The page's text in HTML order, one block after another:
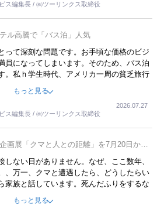
ス編集長 / ㈱ツーリンクス取締役
ル高騰で「バス泊」人気
って深刻な問題です。お手頃な価格のビジ
員になってしまいます。そのため、バス泊
。私ｈ学生時代、アメリカ一周の貧乏旅行
ハウンドバスでした。夕方から夜の便を利
いました。ただし、若いからできたことで
都に行った、青森に行ったと聞くと、疲れ
しまいます。
もっと見る
ス編集長 / ㈱ツーリンクス取締役
2026.07.27
画展「クマと人との距離」を7月20日から
しない日がありません。なぜ、ここ数年、
、万一、クマと遭遇したら、どうしたらい
家族と話しています。死んだふりをするな
ません。そんな中で、この企画展はタイム
もっと見る